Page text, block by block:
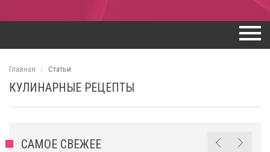
Главная Статьи
КУЛИНАРНЫЕ РЕЦЕПТЫ
САМОЕ СВЕЖЕЕ